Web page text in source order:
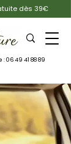
dès 39€
:06 49 41 88 89